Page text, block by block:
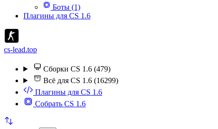
Боты (1)
Плагины для CS 1.6
cs-lead.top
Сборки CS 1.6 (479)
Всё для CS 1.6 (16299)
Плагины для CS 1.6
Собрать CS 1.6